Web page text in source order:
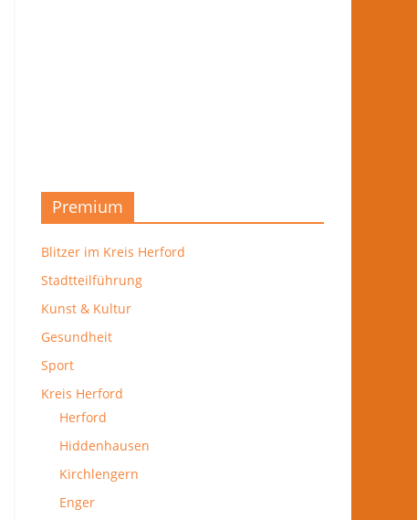
Premium
Blitzer im Kreis Herford
Stadtteilführung
Kunst & Kultur
Gesundheit
Sport
Kreis Herford
Herford
Hiddenhausen
Kirchlengern
Enger